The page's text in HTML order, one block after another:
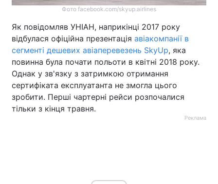
Фото facebook.com/skyup.airlines
Як повідомляв УНІАН, наприкінці 2017 року
відбулася офіційна презентація авіакомпанії в
сегменті дешевих авіаперевезень SkyUp, яка
повинна була почати польоти в квітні 2018 року.
Однак у зв'язку з затримкою отримання
сертифіката експлуатанта не змогла цього
зробити. Перші чартерні рейси розпочалися
тільки з кінця травня.
Реклама